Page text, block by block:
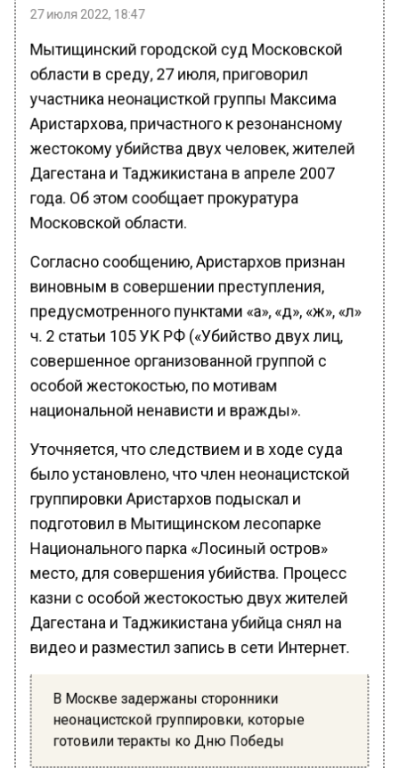
27 июля 2022, 18:47
Мытищинский городской суд Московской
области в среду, 27 июля, приговорил
участника неонацисткой группы Максима
Аристархова, причастного к резонансному
жестокому убийства двух человек, жителей
Дагестана и Таджикистана в апреле 2007
года. Об этом сообщает прокуратура
Московской области.
Согласно сообщению, Аристархов признан
виновным в совершении преступления,
предусмотренного пунктами «а», «д», «ж», «л»
ч. 2 статьи 105 УК РФ («Убийство двух лиц,
совершенное организованной группой с
особой жестокостью, по мотивам
национальной ненависти и вражды».
Уточняется, что следствием и в ходе суда
было установлено, что член неонацистской
группировки Аристархов подыскал и
подготовил в Мытищинском лесопарке
Национального парка «Лосиный остров»
место, для совершения убийства. Процесс
казни с особой жестокостью двух жителей
Дагестана и Таджикистана убийца снял на
видео и разместил запись в сети Интернет.
В Москве задержаны сторонники
неонацистской группировки, которые
готовили теракты ко Дню Победы